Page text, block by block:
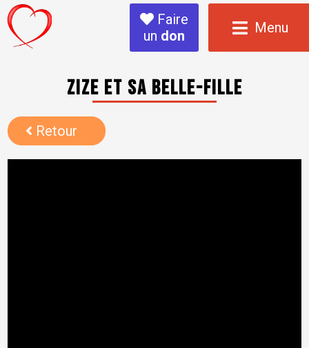
Faire
un don Menu
Zize et sa belle-fille
Retour